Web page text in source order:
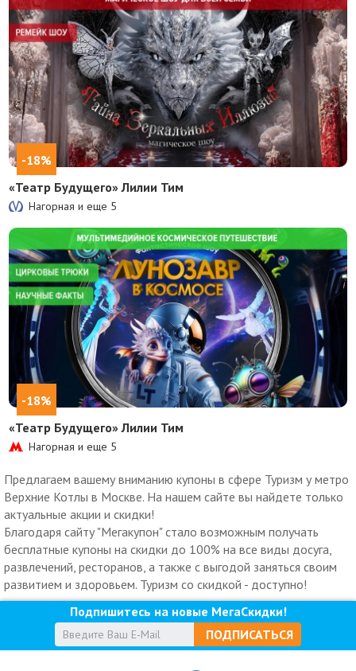
-18%
«Театр Будущего» Лилии Тим
Нагорная и еще 5
-18%
«Театр Будущего» Лилии Тим
Нагорная и еще 5
Предлагаем вашему вниманию купоны в сфере Туризм у метро
Верхние Котлы в Москве. На нашем сайте вы найдете только
актуальные акции и скидки!
Благодаря сайту "Мегакупон" стало возможным получать
бесплатные купоны на скидки до 100% на все виды досуга,
развлечений, ресторанов, а также с выгодой заняться своим
развитием и здоровьем. Туризм со скидкой - доступно!
Подпишитесь на новые МегаСкидки!
ПОДПИСАТЬСЯ